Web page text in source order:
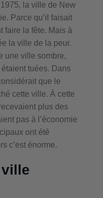
1975, la ville de New
Parce qu’il faisait
faire la fête. Mais à
la ville de la peur.
une ville sombre,
tuées. Dans
que le
cette ville. À cette
plus des
pas à l’économie
ont été
c’est énorme.